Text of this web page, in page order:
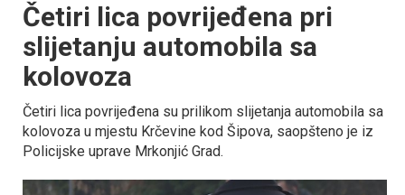
Četiri lica povrijeđena pri
slijetanju automobila sa
kolovoza
Četiri lica povrijeđena su prilikom slijetanja automobila sa
kolovoza u mjestu Krčevine kod Šipova, saopšteno je iz
Policijske uprave Mrkonjić Grad.